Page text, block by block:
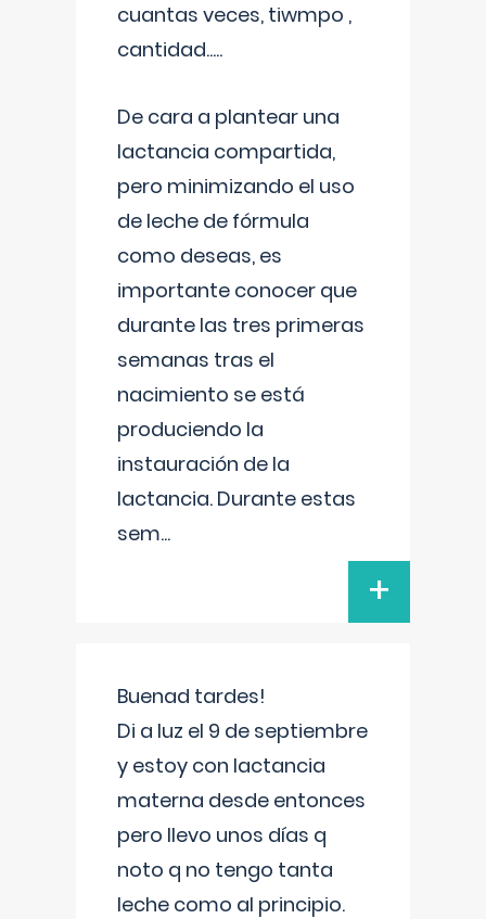
cuantas veces, tiwmpo ,
cantidad.....
De cara a plantear una
lactancia compartida,
pero minimizando el uso
de leche de fórmula
como deseas, es
importante conocer que
durante las tres primeras
semanas tras el
nacimiento se está
produciendo la
instauración de la
lactancia. Durante estas
sem...
+
Buenad tardes!
Di a luz el 9 de septiembre
y estoy con lactancia
materna desde entonces
pero llevo unos días q
noto q no tengo tanta
leche como al principio.